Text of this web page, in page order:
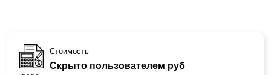
Стоимость
Скрыто пользователем руб